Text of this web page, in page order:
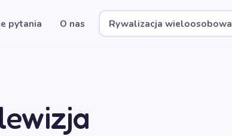
pytania O nas Rywalizacja wieloosobowa